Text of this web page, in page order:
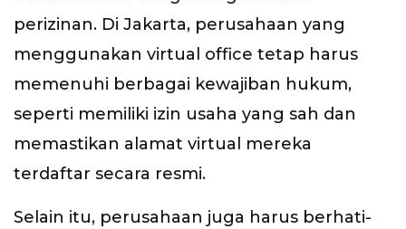
perizinan. Di Jakarta, perusahaan yang
menggunakan virtual office tetap harus
memenuhi berbagai kewajiban hukum,
seperti memiliki izin usaha yang sah dan
memastikan alamat virtual mereka
terdaftar secara resmi.
Selain itu, perusahaan juga harus berhati-